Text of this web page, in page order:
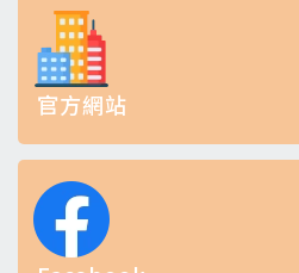
官方網站